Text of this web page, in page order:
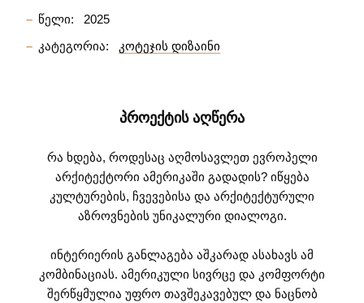
წელი:
2025
კატეგორია:
კოტეჯის დიზაინი
ᲞᲠᲝᲔᲥᲢᲘᲡ ᲐᲦᲬᲔᲠᲐ
რა ხდება, როდესაც აღმოსავლეთ ევროპელი
არქიტექტორი ამერიკაში გადადის? იწყება
კულტურების, ჩვევებისა და არქიტექტურული
აზროვნების უნიკალური დიალოგი.
ინტერიერის განლაგება აშკარად ასახავს ამ
კომბინაციას. ამერიკული სივრცე და კომფორტი
შერწყმულია უფრო თავშეკავებულ და ნაცნობ